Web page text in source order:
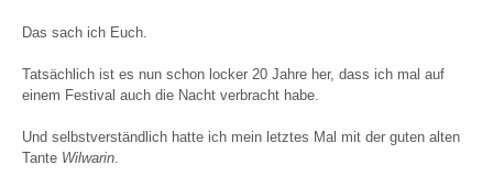
Das sach ich Euch.
Tatsächlich ist es nun schon locker 20 Jahre her, dass ich mal auf
einem Festival auch die Nacht verbracht habe.
Und selbstverständlich hatte ich mein letztes Mal mit der guten alten
Tante Wilwarin.